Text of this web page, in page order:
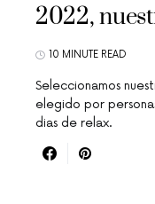
2022,
10 MINUTE READ
Seleccionamos
elegido por
dias de relax.